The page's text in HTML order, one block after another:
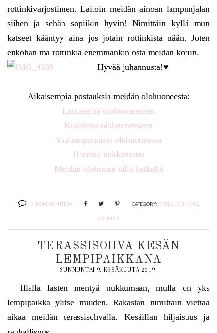
rottinkivarjostimen. Laitoin meidän ainoan lampunjalan
siihen ja sehän sopiikin hyvin! Nimittäin kyllä mun
katseet kääntyy aina jos jotain rottinkista nään. Joten
enköhän mä rottinkia enemmänkin osta meidän kotiin.
Hyvää juhannusta!♥
Aikaisempia postauksia meidän olohuoneesta:
Lautaseinä olohuoneeseen
Kurkistus olohuoneeseen
Vaaleanpunaista olohuoneessa
Harmaa nukkamatto
Meidän olohuone tällä hetkellä
EI KOMMENTTEJA CATEGORY: KOTI,OLOHUONE,
SISUSTUS
TERASSISOHVA KESÄN
LEMPIPAIKKANA
SUNNUNTAI 9. KESÄKUUTA 2019
Illalla lasten mentyä nukkumaan, mulla on yks
lempipaikka ylitse muiden. Rakastan nimittäin viettää
aikaa meidän terassisohvalla. Kesäillan hiljaisuus ja